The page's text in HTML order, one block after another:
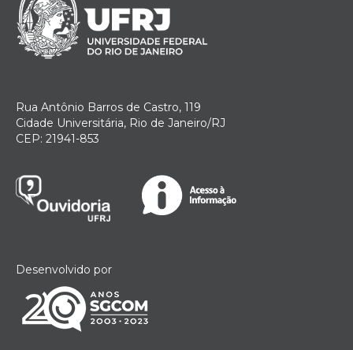
Rua Antônio Barros de Castro, 119
Cidade Universitária, Rio de Janeiro/RJ
CEP: 21941-853
Desenvolvido por